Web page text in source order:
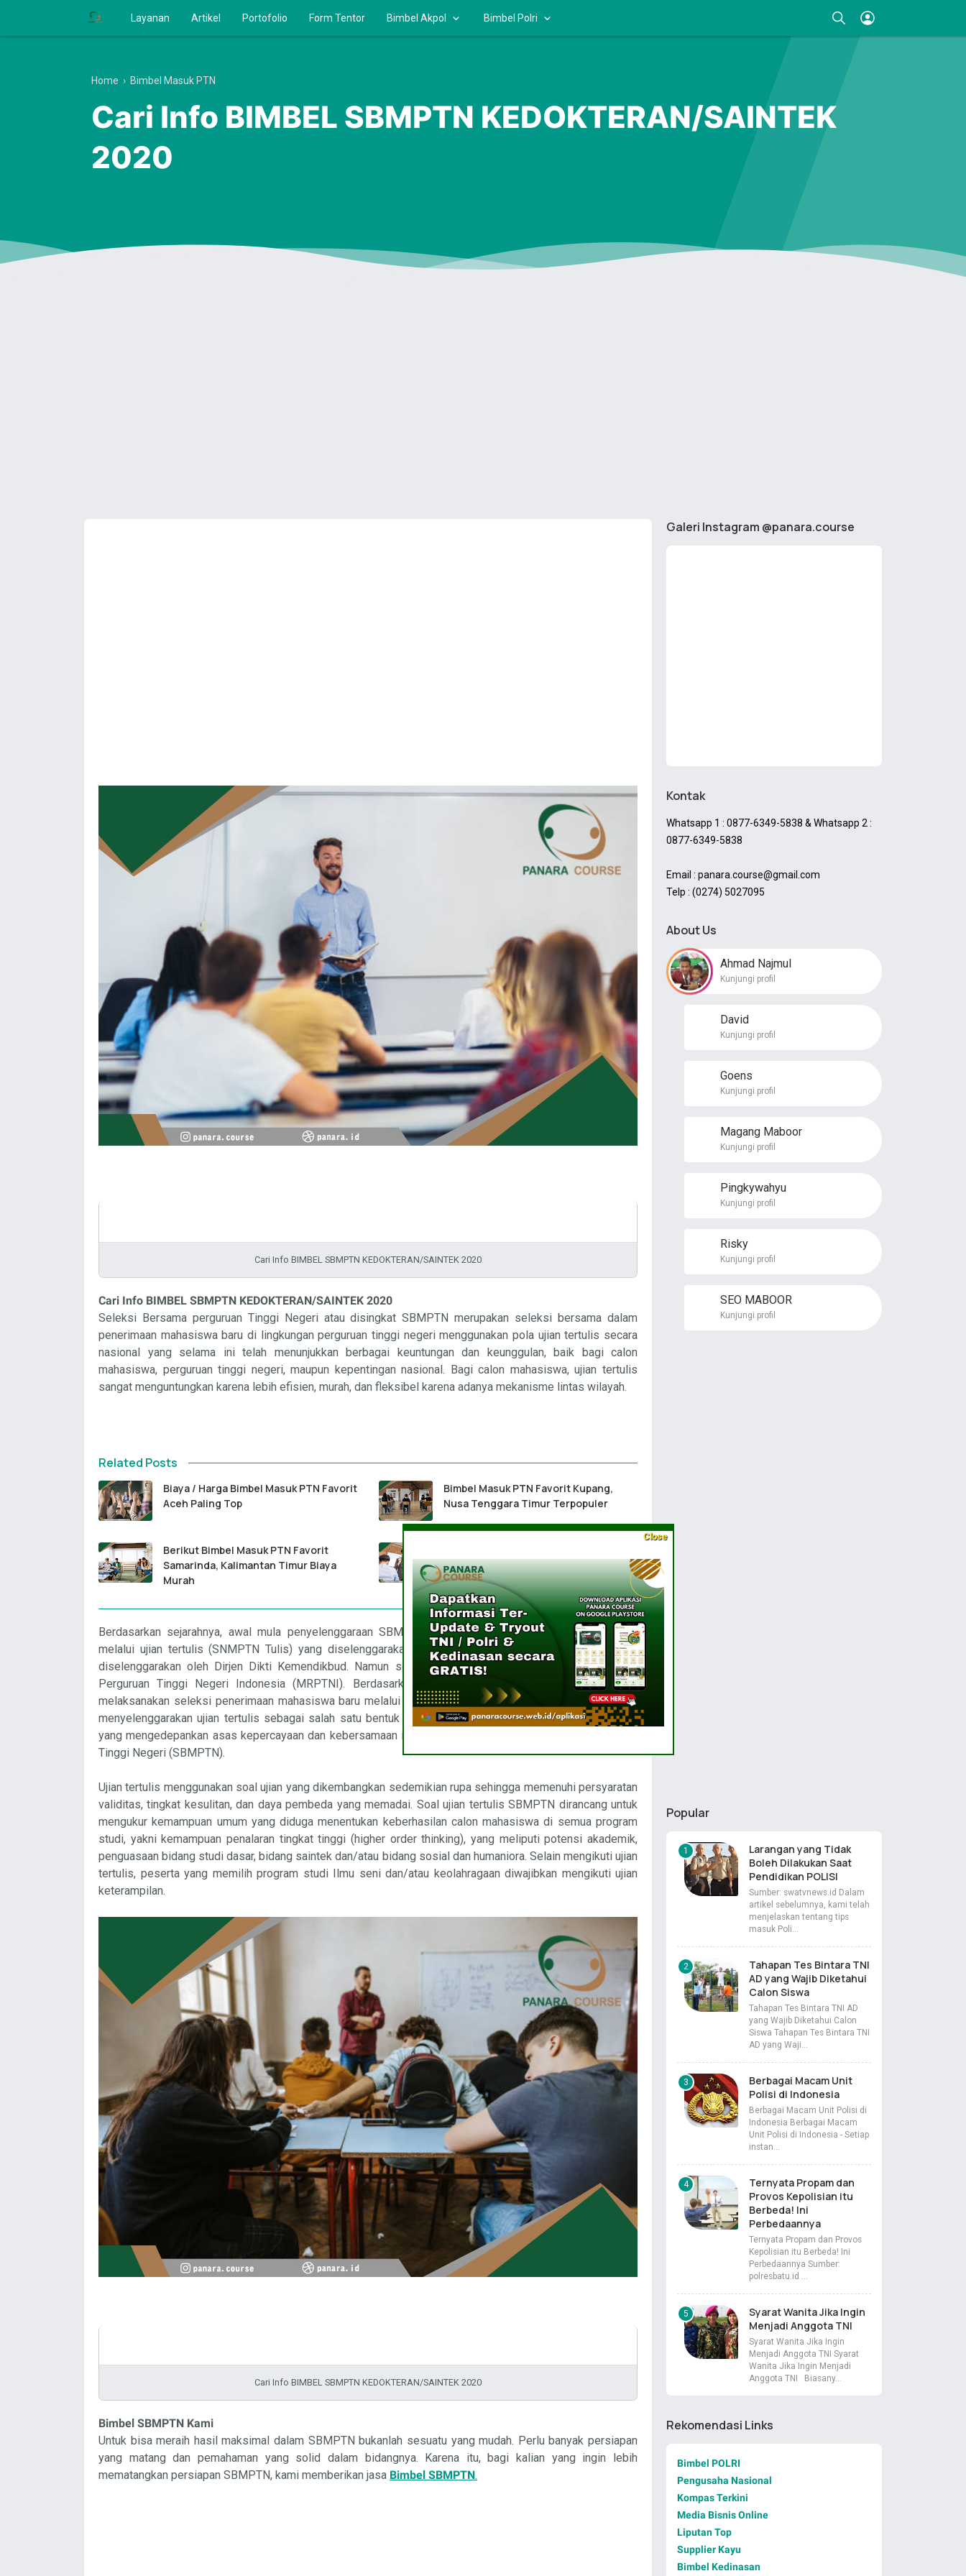
Layanan Artikel Portofolio Form Tentor Bimbel Akpol Bimbel Polri
Home › Bimbel Masuk PTN
Cari Info BIMBEL SBMPTN KEDOKTERAN/SAINTEK
2020
Cari Info BIMBEL SBMPTN KEDOKTERAN/SAINTEK 2020
Cari Info BIMBEL SBMPTN KEDOKTERAN/SAINTEK 2020
Seleksi Bersama perguruan Tinggi Negeri atau disingkat SBMPTN merupakan seleksi bersama dalam
penerimaan mahasiswa baru di lingkungan perguruan tinggi negeri menggunakan pola ujian tertulis secara
nasional yang selama ini telah menunjukkan berbagai keuntungan dan keunggulan, baik bagi calon
mahasiswa, perguruan tinggi negeri, maupun kepentingan nasional. Bagi calon mahasiswa, ujian tertulis
sangat menguntungkan karena lebih efisien, murah, dan fleksibel karena adanya mekanisme lintas wilayah.
Related Posts
Biaya / Harga Bimbel Masuk PTN Favorit
Aceh Paling Top
Bimbel Masuk PTN Favorit Kupang,
Nusa Tenggara Timur Terpopuler
Berikut Bimbel Masuk PTN Favorit
Samarinda, Kalimantan Timur Biaya
Murah
Mataram, Nusa Tenggara Barat
Berdasarkan sejarahnya, awal mula penyelenggaraan SBMPTN dimulai dari penyelenggaraan SNMPTN
melalui ujian tertulis (SNMPTN Tulis) yang diselenggarakan pada tahun 2008. Pada saat itu, SNMPTN
diselenggarakan oleh Dirjen Dikti Kemendikbud. Namun sejak 2013 diserahkan kepada Majelis Rektor
Perguruan Tinggi Negeri Indonesia (MRPTNI). Berdasarkan pengalaman yang sangat panjang dalam
melaksanakan seleksi penerimaan mahasiswa baru melalui ujian tertulis, pada tahun 2013, MRPTNI tetap
menyelenggarakan ujian tertulis sebagai salah satu bentuk seleksi masuk PTN selain SNMPTN. Seleksi
yang mengedepankan asas kepercayaan dan kebersamaan ini disebut Seleksi Bersama Masuk Perguruan
Tinggi Negeri (SBMPTN).
Ujian tertulis menggunakan soal ujian yang dikembangkan sedemikian rupa sehingga memenuhi persyaratan
validitas, tingkat kesulitan, dan daya pembeda yang memadai. Soal ujian tertulis SBMPTN dirancang untuk
mengukur kemampuan umum yang diduga menentukan keberhasilan calon mahasiswa di semua program
studi, yakni kemampuan penalaran tingkat tinggi (higher order thinking), yang meliputi potensi akademik,
penguasaan bidang studi dasar, bidang saintek dan/atau bidang sosial dan humaniora. Selain mengikuti ujian
tertulis, peserta yang memilih program studi Ilmu seni dan/atau keolahragaan diwajibkan mengikuti ujian
keterampilan.
Cari Info BIMBEL SBMPTN KEDOKTERAN/SAINTEK 2020
Bimbel SBMPTN Kami
Untuk bisa meraih hasil maksimal dalam SBMPTN bukanlah sesuatu yang mudah. Perlu banyak persiapan
yang matang dan pemahaman yang solid dalam bidangnya. Karena itu, bagi kalian yang ingin lebih
mematangkan persiapan SBMPTN, kami memberikan jasa Bimbel SBMPTN.
Galeri Instagram @panara.course
Kontak
Whatsapp 1 : 0877-6349-5838 & Whatsapp 2 :
0877-6349-5838
Email : panara.course@gmail.com
Telp : (0274) 5027095
About Us
Ahmad Najmul
Kunjungi profil
David
Kunjungi profil
Goens
Kunjungi profil
Magang Maboor
Kunjungi profil
Pingkywahyu
Kunjungi profil
Risky
Kunjungi profil
SEO MABOOR
Kunjungi profil
Popular
Larangan yang Tidak
Boleh Dilakukan Saat
Pendidikan POLISI
Sumber: swatvnews.id Dalam
artikel sebelumnya, kami telah
menjelaskan tentang tips
masuk Poli…
Tahapan Tes Bintara TNI
AD yang Wajib Diketahui
Calon Siswa
Tahapan Tes Bintara TNI AD
yang Wajib Diketahui Calon
Siswa Tahapan Tes Bintara TNI
AD yang Waji…
Berbagai Macam Unit
Polisi di Indonesia
Berbagai Macam Unit Polisi di
Indonesia Berbagai Macam
Unit Polisi di Indonesia - Setiap
instan…
Ternyata Propam dan
Provos Kepolisian itu
Berbeda! Ini
Perbedaannya
Ternyata Propam dan Provos
Kepolisian itu Berbeda! Ini
Perbedaannya Sumber:
polresbatu.id …
Syarat Wanita Jika Ingin
Menjadi Anggota TNI
Syarat Wanita Jika Ingin
Menjadi Anggota TNI Syarat
Wanita Jika Ingin Menjadi
Anggota TNI Biasany…
Rekomendasi Links
Bimbel POLRI
Pengusaha Nasional
Kompas Terkini
Media Bisnis Online
Liputan Top
Supplier Kayu
Bimbel Kedinasan
Close